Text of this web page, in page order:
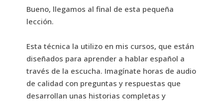
Bueno, llegamos al final de esta pequeña
lección.
Esta técnica la utilizo en mis cursos, que están
diseñados para aprender a hablar español a
través de la escucha. Imagínate horas de audio
de calidad con preguntas y respuestas que
desarrollan unas historias completas y